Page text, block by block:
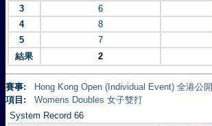
3
6
4
8
5
7
結果
2
賽事:
Hong Kong Open (Individual Event) 全港公
項目:
Womens Doubles 女子雙打
System Record 66